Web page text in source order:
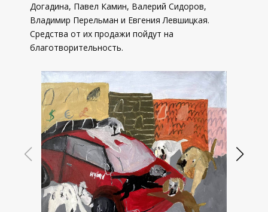
Догадина, Павел Камин, Валерий Сидоров,
Владимир Перельман и Евгения Левшицкая.
Средства от их продажи пойдут на
благотворительность.